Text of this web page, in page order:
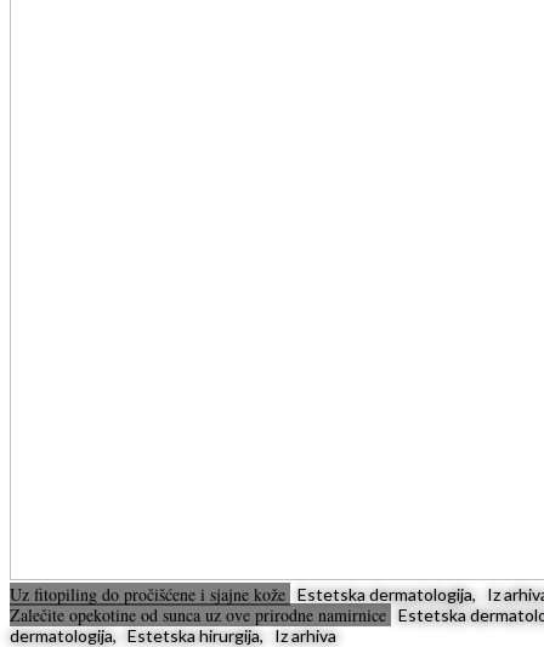
Uz fitopiling do pročišćene i sjajne kože Estetska dermatologija, Iz
Zalečite opekotine od sunca uz ove prirodne namirnice Estetska
dermatologija, Estetska hirurgija, Iz arhiva